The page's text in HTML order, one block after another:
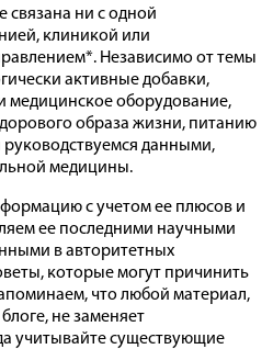
связана ни с одной
клиникой или
Независимо от темы
активные добавки,
медицинское оборудование,
образа жизни, питанию
данными,
медицины.
с учетом ее плюсов и
ее последними научными
в авторитетных
которые могут причинить
что любой материал,
не заменяет
учитывайте существующие